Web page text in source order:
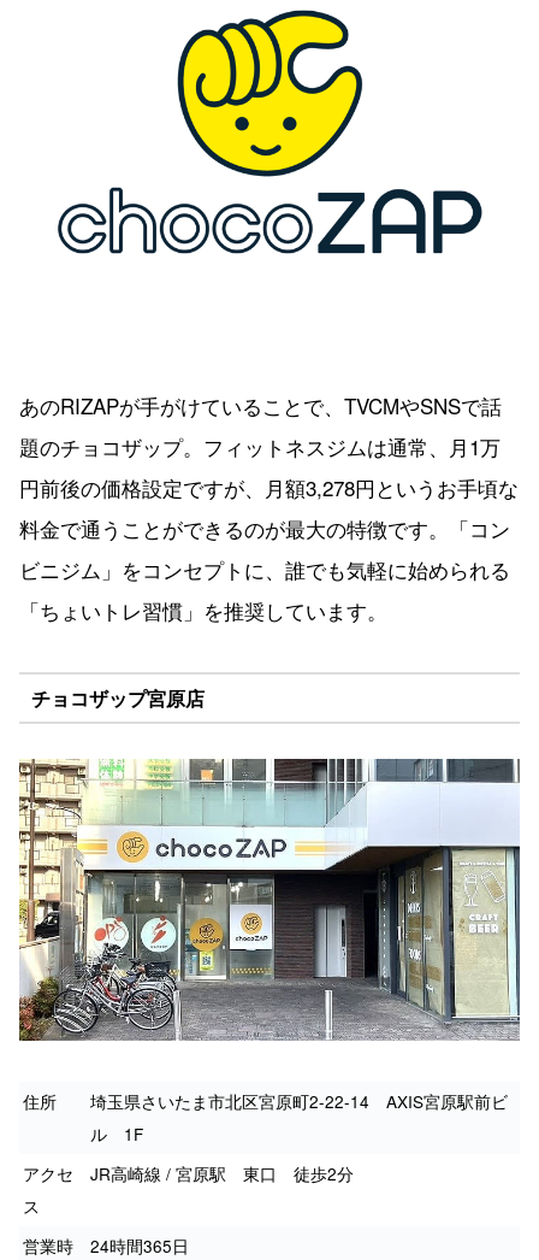
あのRIZAPが手がけていることで、TVCMやSNSで話
題のチョコザップ。フィットネスジムは通常、月1万
円前後の価格設定ですが、月額3,278円というお手頃な
料金で通うことができるのが最大の特徴です。「コン
ビニジム」をコンセプトに、誰でも気軽に始められる
「ちょいトレ習慣」を推奨しています。
チョコザップ宮原店
住所
埼玉県さいたま市北区宮原町2-22-14 AXIS宮原駅前ビ
ル 1F
アクセ
ス
JR高崎線 / 宮原駅 東口 徒歩2分
営業時
24時間365日